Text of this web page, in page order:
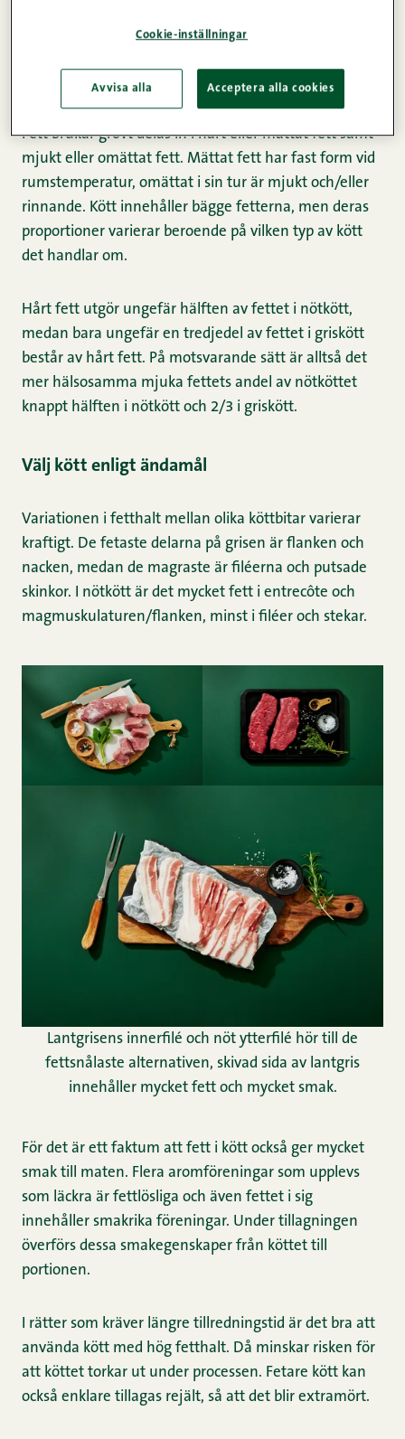
Hårt eller mjukt fett?
Fett brukar grovt delas in i hårt eller mättat fett samt
mjukt eller omättat fett. Mättat fett har fast form vid
rumstemperatur, omättat i sin tur är mjukt och/eller
rinnande. Kött innehåller bägge fetterna, men deras
proportioner varierar beroende på vilken typ av kött
det handlar om.
Hårt fett utgör ungefär hälften av fettet i nötkött,
medan bara ungefär en tredjedel av fettet i griskött
består av hårt fett. På motsvarande sätt är alltså det
mer hälsosamma mjuka fettets andel av nötköttet
knappt hälften i nötkött och 2/3 i griskött.
Välj kött enligt ändamål
Variationen i fetthalt mellan olika köttbitar varierar
kraftigt. De fetaste delarna på grisen är flanken och
nacken, medan de magraste är filéerna och putsade
skinkor. I nötkött är det mycket fett i entrecôte och
magmuskulaturen/flanken, minst i filéer och stekar.
Lantgrisens innerfilé och nöt ytterfilé hör till de
fettsnålaste alternativen, skivad sida av lantgris
innehåller mycket fett och mycket smak.
För det är ett faktum att fett i kött också ger mycket
smak till maten. Flera aromföreningar som upplevs
som läckra är fettlösliga och även fettet i sig
innehåller smakrika föreningar. Under tillagningen
överförs dessa smakegenskaper från köttet till
portionen.
I rätter som kräver längre tillredningstid är det bra att
använda kött med hög fetthalt. Då minskar risken för
att köttet torkar ut under processen. Fetare kött kan
också enklare tillagas rejält, så att det blir extramört.
Cookie-inställningar
Avvisa alla Acceptera alla cookies